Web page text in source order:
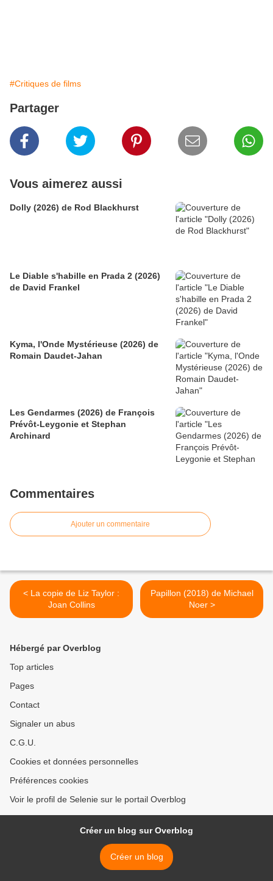
#Critiques de films
Partager
Vous aimerez aussi
Dolly (2026) de Rod Blackhurst
Le Diable s'habille en Prada 2 (2026)
de David Frankel
Kyma, l'Onde Mystérieuse (2026) de
Romain Daudet-Jahan
Les Gendarmes (2026) de François
Prévôt-Leygonie et Stephan
Archinard
Commentaires
Ajouter un commentaire
< La copie de Liz Taylor :
Joan Collins
Papillon (2018) de Michael
Noer >
Hébergé par Overblog
Top articles
Pages
Contact
Signaler un abus
C.G.U.
Cookies et données personnelles
Préférences cookies
Voir le profil de Selenie sur le portail Overblog
Créer un blog sur Overblog
Créer un blog